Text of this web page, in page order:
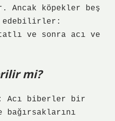
Ancak köpekler beş
edebilirler:
ve sonra acı ve
mi?
Acı biberler bir
bağırsaklarını